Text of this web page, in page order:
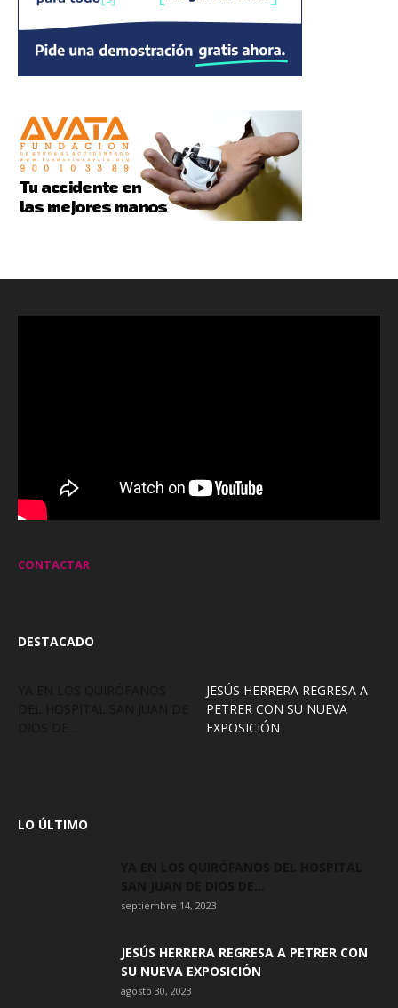
CONTACTAR
DESTACADO
JESÚS HERRERA REGRESA A
PETRER CON SU NUEVA
EXPOSICIÓN
LO ÚLTIMO
septiembre 14, 2023
JESÚS HERRERA REGRESA A PETRER CON
SU NUEVA EXPOSICIÓN
agosto 30, 2023